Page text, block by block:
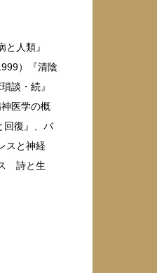
人類』
）『清陰
談・続』
医学の概
回復』、バ
スと神経
詩と生